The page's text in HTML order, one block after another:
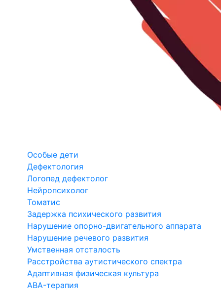
Особые дети
Дефектология
Логопед дефектолог
Нейропсихолог
Томатис
Задержка психического развития
Нарушение опорно-двигательного аппарата
Нарушение речевого развития
Умственная отсталость
Расстройства аутистического спектра
Адаптивная физическая культура
ABA-терапия